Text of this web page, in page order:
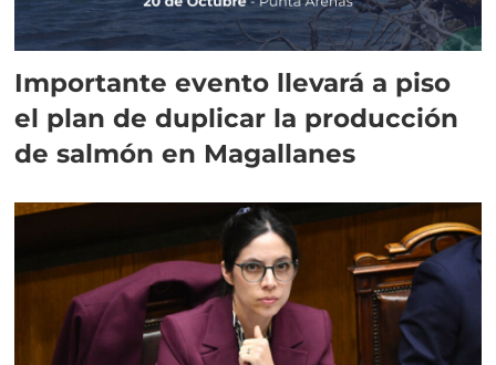
Importante evento llevará a piso
el plan de duplicar la producción
de salmón en Magallanes